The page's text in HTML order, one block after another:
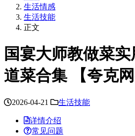
生活情感
生活技能
正文
国宴大师教做菜实
道菜合集 【夸克网
2026-04-21 生活技能
详情介绍
常见问题